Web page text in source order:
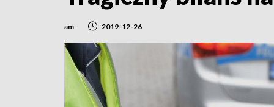
am 2019-12-26